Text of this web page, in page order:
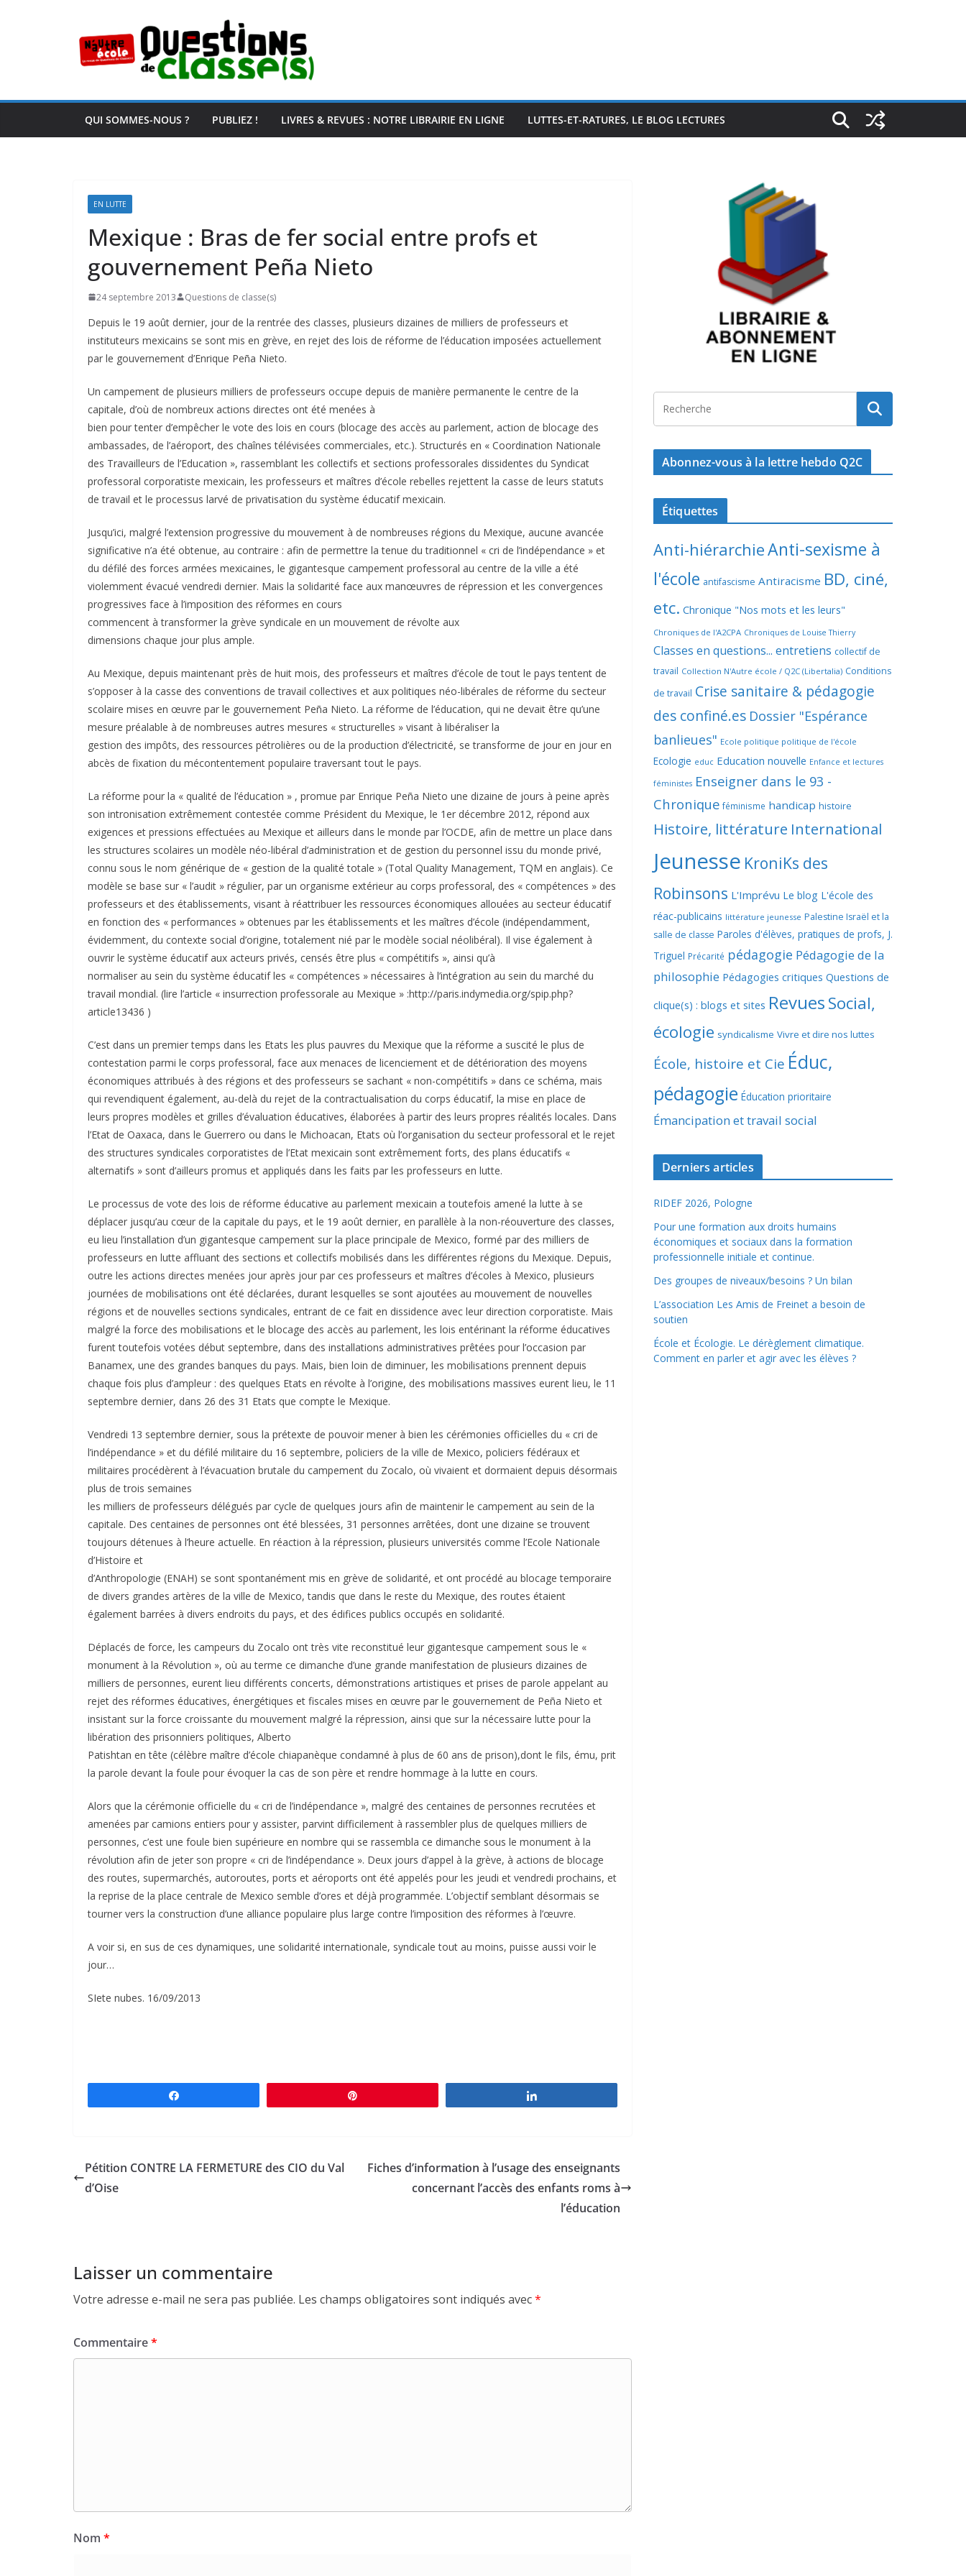
QUI SOMMES-NOUS ? PUBLIEZ ! LIVRES & REVUES : NOTRE LIBRAIRIE EN LIGNE LUTTES-ET-RATURES, LE BLOG LECTURES
EN LUTTE
Mexique : Bras de fer social entre profs et
gouvernement Peña Nieto
24 septembre 2013 Questions de classe(s)
Depuis le 19 août dernier, jour de la rentrée des classes, plusieurs dizaines de milliers de professeurs et
instituteurs mexicains se sont mis en grève, en rejet des lois de réforme de l’éducation imposées actuellement
par le gouvernement d’Enrique Peña Nieto.
Un campement de plusieurs milliers de professeurs occupe depuis de manière permanente le centre de la
capitale, d’où de nombreux actions directes ont été menées à
bien pour tenter d’empêcher le vote des lois en cours (blocage des accès au parlement, action de blocage des
ambassades, de l’aéroport, des chaînes télévisées commerciales, etc.). Structurés en « Coordination Nationale
des Travailleurs de l’Education », rassemblant les collectifs et sections professorales dissidentes du Syndicat
professoral corporatiste mexicain, les professeurs et maîtres d’école rebelles rejettent la casse de leurs statuts
de travail et le processus larvé de privatisation du système éducatif mexicain.
Jusqu’ici, malgré l’extension progressive du mouvement à de nombreuses régions du Mexique, aucune avancée
significative n’a été obtenue, au contraire : afin de permettre la tenue du traditionnel « cri de l’indépendance » et
du défilé des forces armées mexicaines, le gigantesque campement professoral au centre de la ville a été
violemment évacué vendredi dernier. Mais la solidarité face aux manœuvres de répression et les convergences
progressives face à l’imposition des réformes en cours
commencent à transformer la grève syndicale en un mouvement de révolte aux
dimensions chaque jour plus ample.
Au Mexique, depuis maintenant près de huit mois, des professeurs et maîtres d’école de tout le pays tentent de
s’opposer à la casse des conventions de travail collectives et aux politiques néo-libérales de réforme du secteur
scolaire mises en œuvre par le gouvernement Peña Nieto. La réforme de l’éducation, qui ne devait être qu’une
mesure préalable à de nombreuses autres mesures « structurelles » visant à libéraliser la
gestion des impôts, des ressources pétrolières ou de la production d’électricité, se transforme de jour en jour en
abcès de fixation du mécontentement populaire traversant tout le pays.
La réforme pour la « qualité de l’éducation » , promue par Enrique Peña Nieto une dizaine de jours à peine après
son intronisation extrêmement contestée comme Président du Mexique, le 1er décembre 2012, répond aux
exigences et pressions effectuées au Mexique et ailleurs dans le monde par l’OCDE, afin de mettre un place dans
les structures scolaires un modèle néo-libéral d’administration et de gestion du personnel issu du monde privé,
connu sous le nom générique de « gestion de la qualité totale » (Total Quality Management, TQM en anglais). Ce
modèle se base sur « l’audit » régulier, par un organisme extérieur au corps professoral, des « compétences » des
professeurs et des établissements, visant à réattribuer les ressources économiques allouées au secteur éducatif
en fonction des « performances » obtenues par les établissements et les maîtres d’école (indépendamment,
évidemment, du contexte social d’origine, totalement nié par le modèle social néolibéral). Il vise également à
ouvrir le système éducatif aux acteurs privés, censés être plus « compétitifs », ainsi qu’à
normaliser au sein du système éducatif les « compétences » nécessaires à l’intégration au sein du marché du
travail mondial. (lire l’article « insurrection professorale au Mexique » :http://paris.indymedia.org/spip.php?
article13436 )
C’est dans un premier temps dans les Etats les plus pauvres du Mexique que la réforme a suscité le plus de
contestation parmi le corps professoral, face aux menaces de licenciement et de détérioration des moyens
économiques attribués à des régions et des professeurs se sachant « non-compétitifs » dans ce schéma, mais
qui revendiquent également, au-delà du rejet de la contractualisation du corps éducatif, la mise en place de
leurs propres modèles et grilles d’évaluation éducatives, élaborées à partir des leurs propres réalités locales. Dans
l’Etat de Oaxaca, dans le Guerrero ou dans le Michoacan, Etats où l’organisation du secteur professoral et le rejet
des structures syndicales corporatistes de l’Etat mexicain sont extrêmement forts, des plans éducatifs «
alternatifs » sont d’ailleurs promus et appliqués dans les faits par les professeurs en lutte.
Le processus de vote des lois de réforme éducative au parlement mexicain a toutefois amené la lutte à se
déplacer jusqu’au cœur de la capitale du pays, et le 19 août dernier, en parallèle à la non-réouverture des classes,
eu lieu l’installation d’un gigantesque campement sur la place principale de Mexico, formé par des milliers de
professeurs en lutte affluant des sections et collectifs mobilisés dans les différentes régions du Mexique. Depuis,
outre les actions directes menées jour après jour par ces professeurs et maîtres d’écoles à Mexico, plusieurs
journées de mobilisations ont été déclarées, durant lesquelles se sont ajoutées au mouvement de nouvelles
régions et de nouvelles sections syndicales, entrant de ce fait en dissidence avec leur direction corporatiste. Mais
malgré la force des mobilisations et le blocage des accès au parlement, les lois entérinant la réforme éducatives
furent toutefois votées début septembre, dans des installations administratives prêtées pour l’occasion par
Banamex, une des grandes banques du pays. Mais, bien loin de diminuer, les mobilisations prennent depuis
chaque fois plus d’ampleur : des quelques Etats en révolte à l’origine, des mobilisations massives eurent lieu, le 11
septembre dernier, dans 26 des 31 Etats que compte le Mexique.
Vendredi 13 septembre dernier, sous la prétexte de pouvoir mener à bien les cérémonies officielles du « cri de
l’indépendance » et du défilé militaire du 16 septembre, policiers de la ville de Mexico, policiers fédéraux et
militaires procédèrent à l’évacuation brutale du campement du Zocalo, où vivaient et dormaient depuis désormais
plus de trois semaines
les milliers de professeurs délégués par cycle de quelques jours afin de maintenir le campement au sein de la
capitale. Des centaines de personnes ont été blessées, 31 personnes arrêtées, dont une dizaine se trouvent
toujours détenues à l’heure actuelle. En réaction à la répression, plusieurs universités comme l’Ecole Nationale
d’Histoire et
d’Anthropologie (ENAH) se sont spontanément mis en grève de solidarité, et ont procédé au blocage temporaire
de divers grandes artères de la ville de Mexico, tandis que dans le reste du Mexique, des routes étaient
également barrées à divers endroits du pays, et des édifices publics occupés en solidarité.
Déplacés de force, les campeurs du Zocalo ont très vite reconstitué leur gigantesque campement sous le «
monument à la Révolution », où au terme ce dimanche d’une grande manifestation de plusieurs dizaines de
milliers de personnes, eurent lieu différents concerts, démonstrations artistiques et prises de parole appelant au
rejet des réformes éducatives, énergétiques et fiscales mises en œuvre par le gouvernement de Peña Nieto et
insistant sur la force croissante du mouvement malgré la répression, ainsi que sur la nécessaire lutte pour la
libération des prisonniers politiques, Alberto
Patishtan en tête (célèbre maître d’école chiapanèque condamné à plus de 60 ans de prison),dont le fils, ému, prit
la parole devant la foule pour évoquer la cas de son père et rendre hommage à la lutte en cours.
Alors que la cérémonie officielle du « cri de l’indépendance », malgré des centaines de personnes recrutées et
amenées par camions entiers pour y assister, parvint difficilement à rassembler plus de quelques milliers de
personnes, c’est une foule bien supérieure en nombre qui se rassembla ce dimanche sous le monument à la
révolution afin de jeter son propre « cri de l’indépendance ». Deux jours d’appel à la grève, à actions de blocage
des routes, supermarchés, autoroutes, ports et aéroports ont été appelés pour les jeudi et vendredi prochains, et
la reprise de la place centrale de Mexico semble d’ores et déjà programmée. L’objectif semblant désormais se
tourner vers la construction d’une alliance populaire plus large contre l’imposition des réformes à l’œuvre.
A voir si, en sus de ces dynamiques, une solidarité internationale, syndicale tout au moins, puisse aussi voir le
jour…
SIete nubes. 16/09/2013
Pétition CONTRE LA FERMETURE des CIO du Val
d’Oise
Fiches d’information à l’usage des enseignants
concernant l’accès des enfants roms à
l’éducation
Laisser un commentaire
Votre adresse e-mail ne sera pas publiée. Les champs obligatoires sont indiqués avec*
Commentaire*
Nom *
Abonnez-vous à la lettre hebdo Q2C
Étiquettes
Anti-hiérarchieAnti-sexisme à
l'école antifascisme Antiracisme BD, ciné,
etc. Chronique "Nos mots et les leurs"
Chroniques de l'A2CPA Chroniques de Louise Thierry
Classes en questions... entretiens collectif de
travail Collection N'Autre école / Q2C (Libertalia) Conditions
de travail Crise sanitaire & pédagogie
des confiné.es Dossier "Espérance
banlieues" Ecole politique politique de l'école
Ecologie educ Education nouvelle Enfance et lectures
féministes Enseigner dans le 93 -
Chronique féminisme handicap histoire
Histoire, littérature International
Jeunesse KroniKs des
Robinsons L'Imprévu Le blog L'école des
réac-publicains littérature jeunesse Palestine Israël et la
salle de classe Paroles d'élèves, pratiques de profs, J.
Triguel Précarité pédagogie Pédagogie de la
philosophie Pédagogies critiques Questions de
clique(s) : blogs et sites RevuesSocial,
écologie syndicalisme Vivre et dire nos luttes
École, histoire et Cie Éduc,
pédagogie Éducation prioritaire
Émancipation et travail social
Derniers articles
RIDEF 2026, Pologne
Pour une formation aux droits humains
économiques et sociaux dans la formation
professionnelle initiale et continue.
Des groupes de niveaux/besoins ? Un bilan
L’association Les Amis de Freinet a besoin de
soutien
École et Écologie. Le dérèglement climatique.
Comment en parler et agir avec les élèves ?